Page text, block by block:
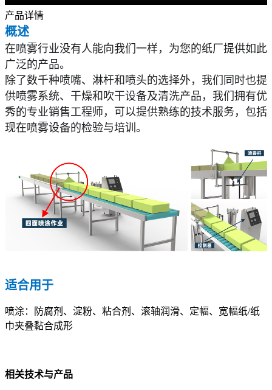
产品详情
概述
在喷雾行业没有人能向我们一样，为您的纸厂提供如此
广泛的产品。
除了数千种喷嘴、淋杆和喷头的选择外，我们同时也提
供喷雾系统、干燥和吹干设备及清洗产品，我们拥有优
秀的专业销售工程师，可以提供熟练的技术服务，包括
现在喷雾设备的检验与培训。
适合用于
喷涂：防腐剂、淀粉、粘合剂、滚轴润滑、定幅、宽幅纸/纸
巾夹叠黏合成形
相关技术与产品